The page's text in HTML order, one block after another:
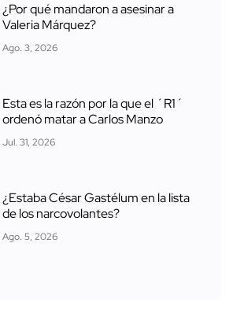
¿Por qué mandaron a asesinar a
Valeria Márquez?
Ago. 3, 2026
Esta es la razón por la que el ´R1´
ordenó matar a Carlos Manzo
Jul. 31, 2026
¿Estaba César Gastélum en la lista
de los narcovolantes?
Ago. 5, 2026